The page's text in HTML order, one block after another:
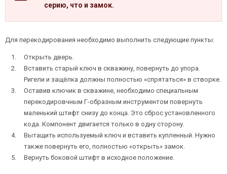
серию, что и замок.
Для перекодирования необходимо выполнить следующие пункты:
Открыть дверь.
Вставить старый ключ в скважину, повернуть до упора.
Ригели и защёлка должны полностью «спрятаться» в створке.
Оставив ключик в скважине, необходимо специальным
перекодировчным Г-образным инструментом повернуть
маленький штифт снизу до конца. Это сброс установленного
кода. Компонент двигается только в одну сторону.
Вытащить используемый ключ и вставить купленный. Нужно
также повернуть его, полностью «открыть» замок.
Вернуть боковой штифт в исходное положение.